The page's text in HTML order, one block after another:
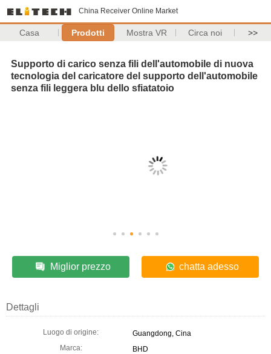
China Receiver Online Market
Casa Prodotti Mostra VR Circa noi >>
Supporto di carico senza fili dell'automobile di nuova
tecnologia del caricatore del supporto dell'automobile
senza fili leggera blu dello sfiatatoio
Miglior prezzo chatta adesso
Dettagli
Luogo di origine:
Guangdong, Cina
Marca:
BHD